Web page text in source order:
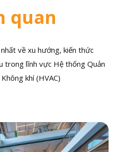
quan
về xu hướng, kiến thức
trong lĩnh vực Hệ thống Quản
khí (HVAC)